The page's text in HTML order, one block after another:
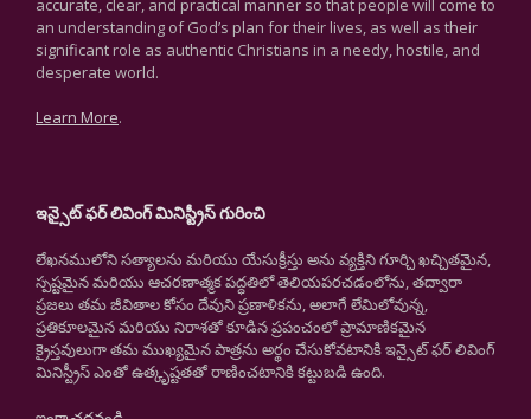
an understanding of God’s plan for their lives, as well as their
significant role as authentic Christians in a needy, hostile, and
desperate world.
Learn More.
ఇన్సైట్ ఫర్ లివింగ్ మినిస్ట్రీస్ గురించి
లేఖనములోని సత్యాలను మరియు యేసుక్రీస్తు అను వ్యక్తిని గూర్చి ఖచ్చితమైన,
స్పష్టమైన మరియు ఆచరణాత్మక పద్ధతిలో తెలియపరచడంలోను, తద్వారా
ప్రజలు తమ జీవితాల కోసం దేవుని ప్రణాళికను, అలాగే లేమిలోవున్న,
ప్రతికూలమైన మరియు నిరాశతో కూడిన ప్రపంచంలో ప్రామాణికమైన
క్రైస్తవులుగా తమ ముఖ్యమైన పాత్రను అర్థం చేసుకోవటానికి ఇన్సైట్ ఫర్ లివింగ్
మినిస్ట్రీస్ ఎంతో ఉత్కృష్టతతో రాణించటానికి కట్టుబడి ఉంది.